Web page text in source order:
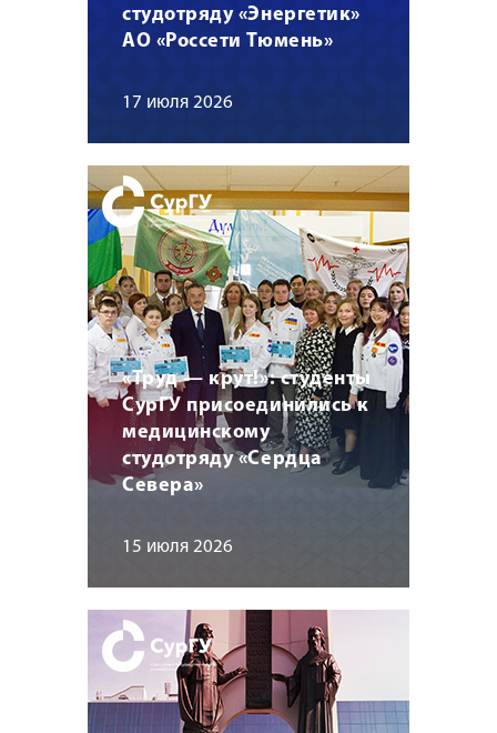
студотряду «Энергетик»
АО «Россети Тюмень»
17 июля 2026
«Труд — крут!»: студенты
СурГУ присоединились к
медицинскому
студотряду «Сердца
Севера»
15 июля 2026